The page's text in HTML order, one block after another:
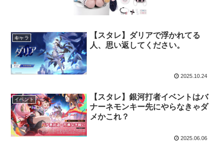
キャラ
【スタレ】ダリアで浮かれてる
人、思い返してください。
2025.10.24
イベント
【スタレ】銀河打者イベントはバ
ナーネモンキー先にやらなきゃダ
メかこれ？
2025.06.06